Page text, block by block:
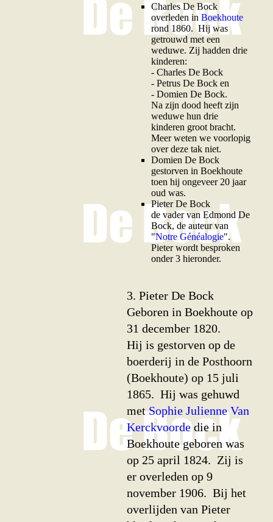
Charles De Bock
overleden in Boekhoute
rond 1860. Hij was
getrouwd met een
weduwe. Zij hadden drie
kinderen:
- Charles De Bock
- Petrus De Bock en
- Domien De Bock.
Na zijn dood heeft zijn
weduwe hun drie
kinderen groot bracht.
Meer weten we voorlopig
over deze tak niet.
Domien De Bock
gestorven in Boekhoute
toen hij ongeveer 20 jaar
oud was.
Pieter De Bock
de vader van Edmond De
Bock, de auteur van
"Notre Généalogie".
Pieter wordt besproken
onder 3 hieronder.
3. Pieter De Bock
Geboren in Boekhoute op
31 december 1820.
Hij is gestorven op de
boerderij in de Posthoorn
(Boekhoute) op 15 juli
1865. Hij was gehuwd
metSophie Julienne Van
Kerckvoordedie in
Boekhoute geboren was
op 25 april 1824. Zij is
er overleden op 9
november 1906. Bij het
overlijden van Pieter